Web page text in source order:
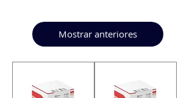
Mostrar anteriores